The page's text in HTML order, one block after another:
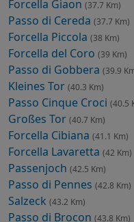
Forcella Giaon (37.7 Km)
Passo di Cereda (37.7 Km)
Forcella Piccola (38 Km)
Forcella del Coro (39 Km)
Passo di Gobbera (39.9
Kleines Tor (40.3 Km)
Passo Cinque Croci (40.5
Großes Tor (40.7 Km)
Forcella Cibiana (41.1 Km)
Forcella Lavaretta (42 Km)
Passenjoch (42.5 Km)
Passo di Pennes (42.8 Km)
Salzeck (43.2 Km)
Passo di Brocon (43.8 Km)